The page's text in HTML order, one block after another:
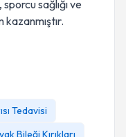
sağlığı ve
Tedavisi
Bileği Kırıkları